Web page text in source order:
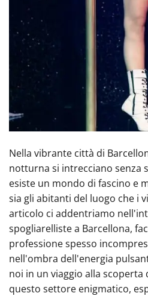
Nella vibrante città di
notturna si intrecciano senza
esiste un mondo di fascino e
sia gli abitanti del luogo che i
articolo ci addentriamo
spogliarelliste a Barcellona,
professione spesso
nell'ombra dell'energia
noi in un viaggio alla
questo settore enigmatico,